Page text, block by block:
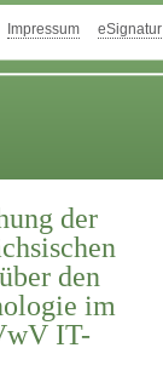
Impressum eSignatur
der
den
im
IT-